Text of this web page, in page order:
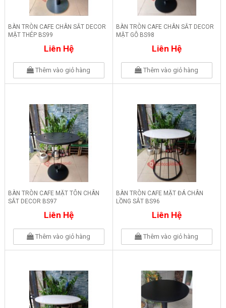
BÀN TRÒN CAFE CHÂN SẮT DECOR
MẶT THÉP BS99
Liên Hệ
Thêm vào giỏ hàng
BÀN TRÒN CAFE CHÂN SẮT DECOR
MẶT GỖ BS98
Liên Hệ
Thêm vào giỏ hàng
BÀN TRÒN CAFE MẶT TÔN CHÂN
SẮT DECOR BS97
Liên Hệ
Thêm vào giỏ hàng
BÀN TRÒN CAFE MẶT ĐÁ CHÂN
LỒNG SẮT BS96
Liên Hệ
Thêm vào giỏ hàng